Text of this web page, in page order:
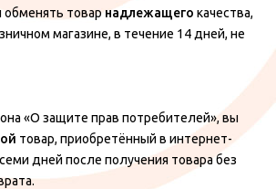
обменять товарнадлежащего качества,
магазине, в течение 14 дней, не
«О защите прав потребителей», вы
товар, приобретённый в интернет-
дней после получения товара без